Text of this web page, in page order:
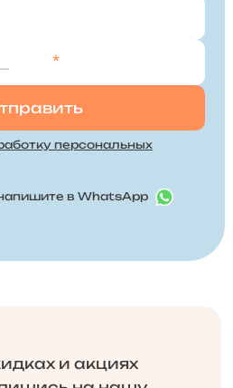
*
персональных
в WhatsApp
и акциях